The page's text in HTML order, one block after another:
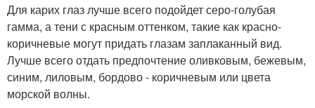
Для карих глаз лучше всего подойдет серо-голубая
гамма, а тени с красным оттенком, такие как красно-
коричневые могут придать глазам заплаканный вид.
Лучше всего отдать предпочтение оливковым, бежевым,
синим, лиловым, бордово - коричневым или цвета
морской волны.